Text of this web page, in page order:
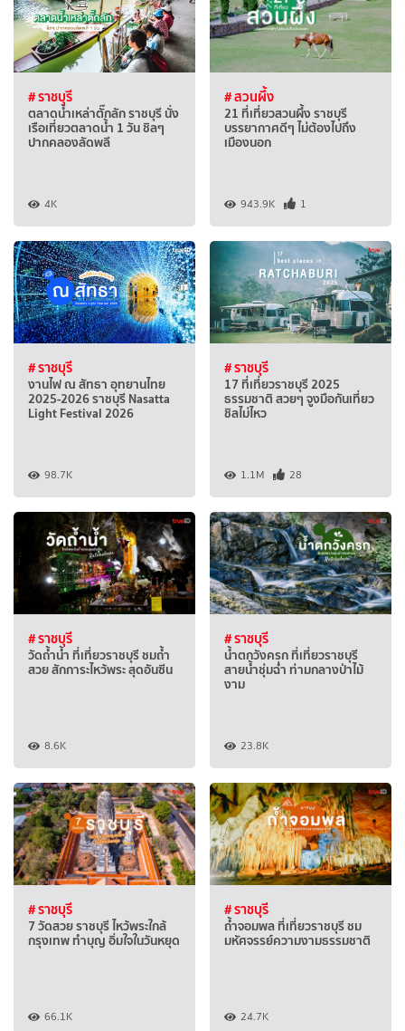
# ราชบุรี
ตลาดน้ำเหล่าตั๊กลัก ราชบุรี นั่ง
เรือเที่ยวตลาดน้ำ 1 วัน ชิลๆ
ปากคลองลัดพลี
4K
# สวนผึ้ง
21 ที่เที่ยวสวนผึ้ง ราชบุรี
บรรยากาศดีๆ ไม่ต้องไปถึง
เมืองนอก
943.9K 1
# ราชบุรี
งานไฟ ณ สัทธา อุทยานไทย
2025-2026 ราชบุรี Nasatta
Light Festival 2026
98.7K
# ราชบุรี
17 ที่เที่ยวราชบุรี 2025
ธรรมชาติ สวยๆ จูงมือกันเที่ยว
ชิลไม่ไหว
1.1M 28
# ราชบุรี
วัดถ้ำน้ำ ที่เที่ยวราชบุรี ชมถ้ำ
สวย สักการะไหว้พระ สุดอันซีน
8.6K
# ราชบุรี
น้ำตกวังครก ที่เที่ยวราชบุรี
สายน้ำชุ่มฉ่ำ ท่ามกลางป่าไม้
งาม
23.8K
# ราชบุรี
7 วัดสวย ราชบุรี ไหว้พระใกล้
กรุงเทพ ทำบุญ อิ่มใจในวันหยุด
66.1K
# ราชบุรี
ถ้ำจอมพล ที่เที่ยวราชบุรี ชม
มหัศจรรย์ความงามธรรมชาติ
24.7K